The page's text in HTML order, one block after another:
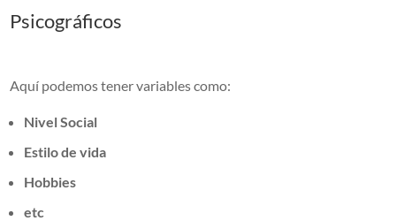
Psicográficos
Aquí podemos tener variables como:
Nivel Social
Estilo de vida
Hobbies
etc